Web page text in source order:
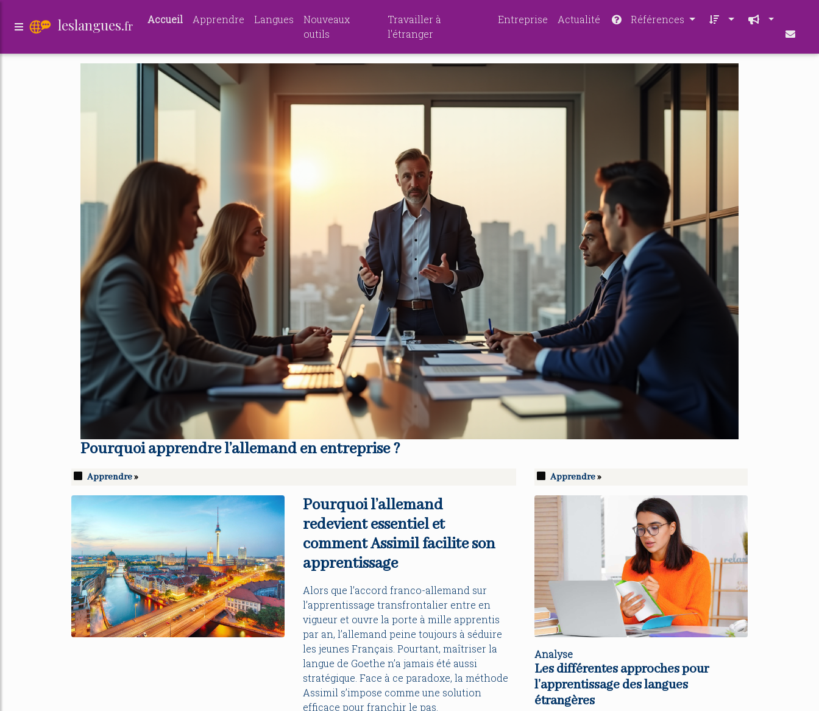
leslangues.fr Accueil Apprendre Langues
Nouveaux
outils
Travailler à
l'étranger
Entreprise Actualité Références
Pourquoi apprendre l’allemand en entreprise ?
Apprendre»
Pourquoi l’allemand
redevient essentiel et
comment Assimil facilite son
apprentissage
Alors que l’accord franco-allemand sur
l’apprentissage transfrontalier entre en
vigueur et ouvre la porte à mille apprentis
par an, l’allemand peine toujours à séduire
les jeunes Français. Pourtant, maîtriser la
langue de Goethe n’a jamais été aussi
stratégique. Face à ce paradoxe, la méthode
Assimil s’impose comme une solution
efficace pour franchir le pas.
Apprendre»
Analyse
Les différentes approches pour
l’apprentissage des langues
étrangères